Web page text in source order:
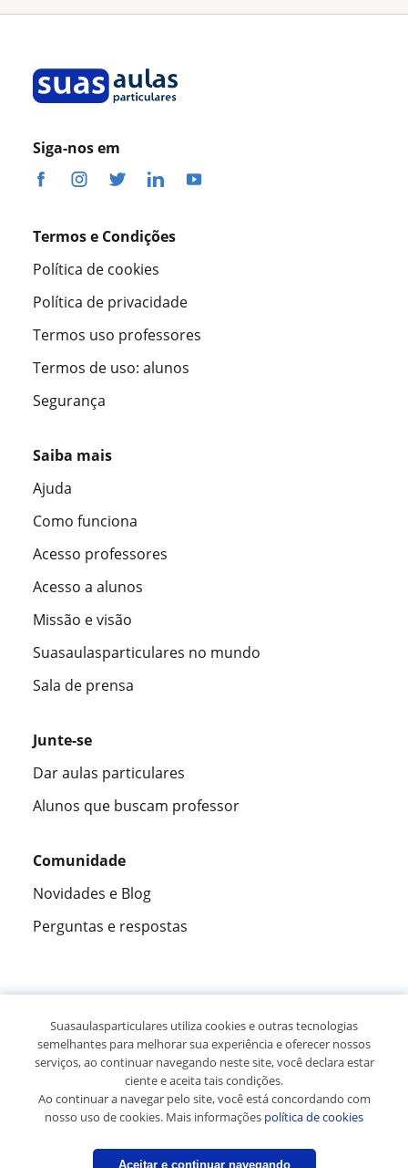
Siga-nos em
Termos e Condições
Política de cookies
Política de privacidade
Termos uso professores
Termos de uso: alunos
Segurança
Saiba mais
Ajuda
Como funciona
Acesso professores
Acesso a alunos
Missão e visão
Suasaulasparticulares no mundo
Sala de prensa
Junte-se
Dar aulas particulares
Alunos que buscam professor
Comunidade
Novidades e Blog
Perguntas e respostas
305915opiniões de alunos
© 2007 - 2026 Suas aulas particulares
Mapa do site:Professores particulares
Suasaulasparticulares utiliza cookies e outras tecnologias
semelhantes para melhorar sua experiência e oferecer nossos
serviços, ao continuar navegando neste site, você declara estar
ciente e aceita tais condições.
Ao continuar a navegar pelo site, você está concordando com
nosso uso de cookies. Mais informações política de cookies
Aceitar e continuar navegando